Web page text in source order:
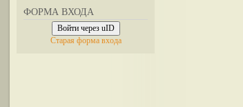
ФОРМА ВХОДА
Войти через uID
Старая форма входа